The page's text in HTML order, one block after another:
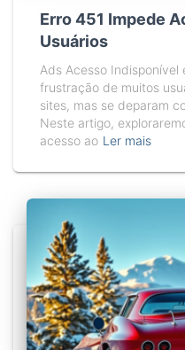
Erro 451 Impede
Usuários
Ads Acesso
frustração de muitos
sites, mas se deparam
Neste artigo,
acesso ao Ler mais